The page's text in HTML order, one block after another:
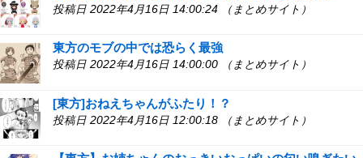
投稿日 2022年4月16日 14:00:24 （まとめサイト）
東方のモブの中では恐らく最強
投稿日 2022年4月16日 14:00:00 （まとめサイト）
[東方]おねえちゃんがふたり！？
投稿日 2022年4月16日 12:00:18 （まとめサイト）